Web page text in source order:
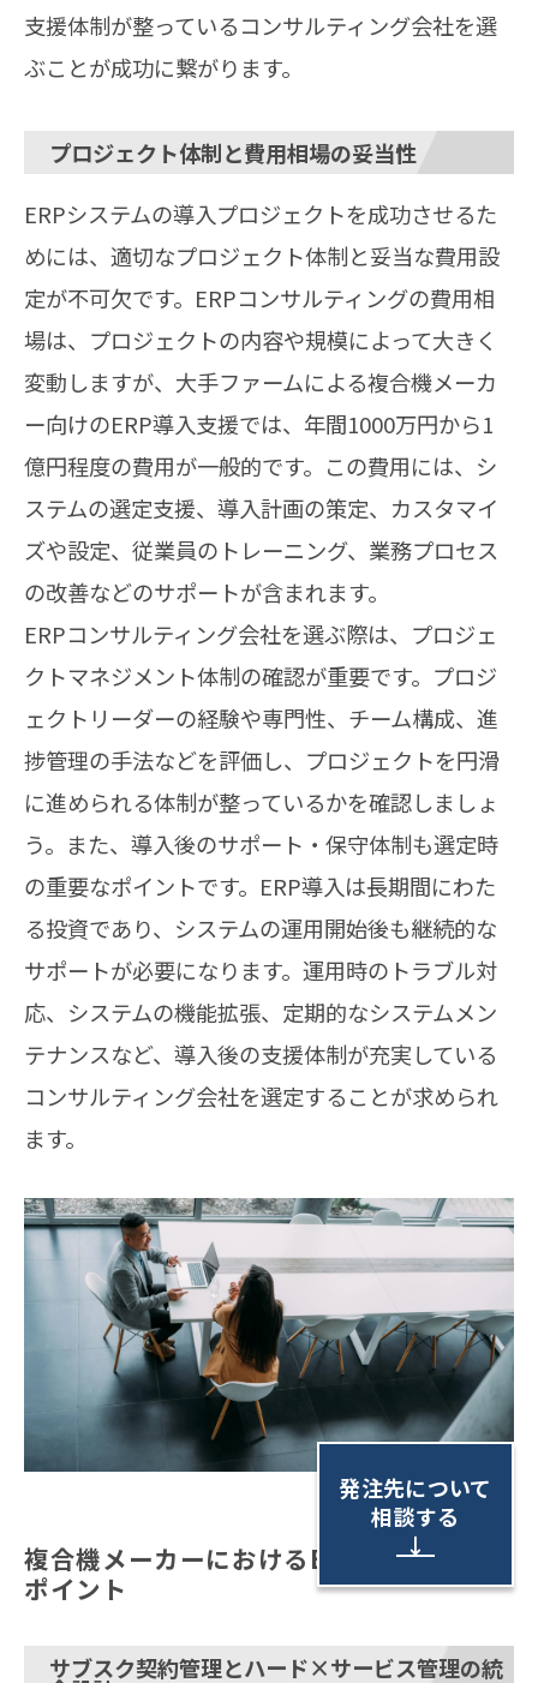
支援体制が整っているコンサルティング会社を選
ぶことが成功に繋がります。
プロジェクト体制と費用相場の妥当性
ERPシステムの導入プロジェクトを成功させるた
めには、適切なプロジェクト体制と妥当な費用設
定が不可欠です。ERPコンサルティングの費用相
場は、プロジェクトの内容や規模によって大きく
変動しますが、大手ファームによる複合機メーカ
ー向けのERP導入支援では、年間1000万円から1
億円程度の費用が一般的です。この費用には、シ
ステムの選定支援、導入計画の策定、カスタマイ
ズや設定、従業員のトレーニング、業務プロセス
の改善などのサポートが含まれます。
ERPコンサルティング会社を選ぶ際は、プロジェ
クトマネジメント体制の確認が重要です。プロジ
ェクトリーダーの経験や専門性、チーム構成、進
捗管理の手法などを評価し、プロジェクトを円滑
に進められる体制が整っているかを確認しましょ
う。また、導入後のサポート・保守体制も選定時
の重要なポイントです。ERP導入は長期間にわた
る投資であり、システムの運用開始後も継続的な
サポートが必要になります。運用時のトラブル対
応、システムの機能拡張、定期的なシステムメン
テナンスなど、導入後の支援体制が充実している
コンサルティング会社を選定することが求められ
ます。
複合機メーカーにおけるERP導入の成功
ポイント
サブスク契約管理とハード×サービス管理の統
発注先について
相談する
↓